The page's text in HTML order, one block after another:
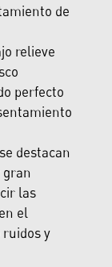
de
relieve
perfecto
destacan
las
el
y